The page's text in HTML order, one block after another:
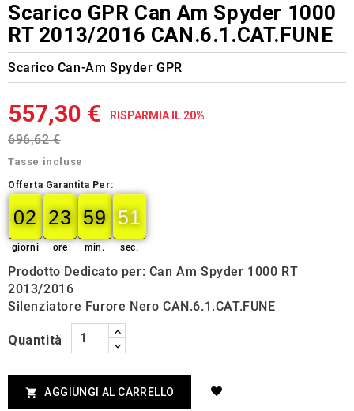
Scarico GPR Can Am Spyder 1000
RT 2013/2016 CAN.6.1.CAT.FUNE
Scarico Can-Am Spyder GPR
557,30 € RISPARMIA IL 20%
696,62 €
Tasse incluse
Offerta Garantita Per:
02
02
00
giorni
23
23
00
ore
59
59
00
min.
50
50
51
sec.
Prodotto Dedicato per: Can Am Spyder 1000 RT
2013/2016
Silenziatore Furore Nero CAN.6.1.CAT.FUNE
Quantità
 AGGIUNGI AL CARRELLO